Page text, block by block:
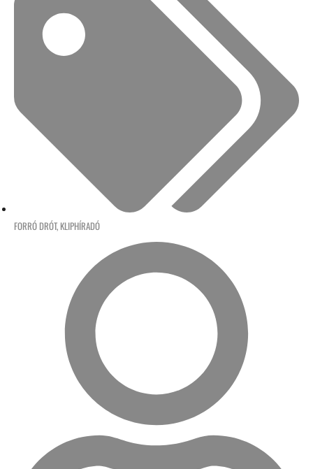
FORRÓ DRÓT, KLIPHÍRADÓ